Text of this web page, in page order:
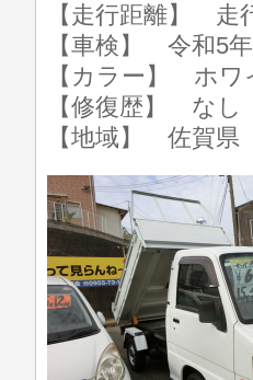
【走行距離】 走
【車検】 令和5
【カラー】 ホワ
【修復歴】 なし
【地域】 佐賀県